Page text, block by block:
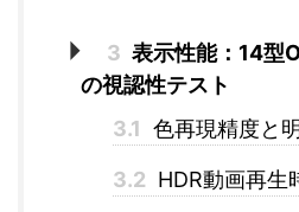
3 表示性能：14型
の視認性テスト
3.1 色再現精度と
3.2 HDR動画再生